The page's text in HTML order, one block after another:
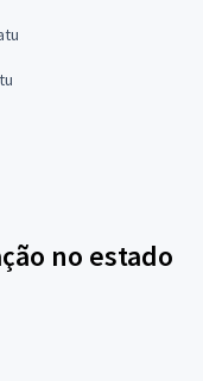
no estado